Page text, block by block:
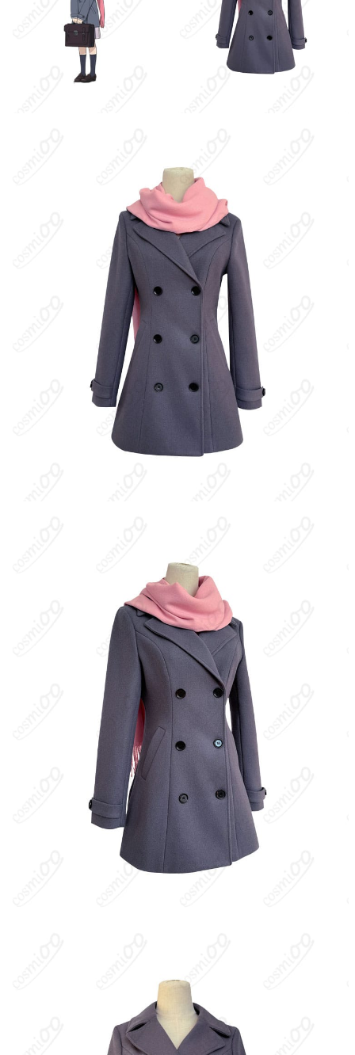
発送予定
加工に7～15営業日、配送に5～7営業日（※
土日祝除く）、合計で12～22営業日程度で
クレジットカード（VISA、Master、JCB、
ハンガーに吊るす、収納ケースに入れる、
衣装袋に保管
新品未使用
手洗い推奨、漂白不可
『ノラガミ』は、あだちとか原作の現代ファンタジー。壱岐ひよ
りは人間の少女で、交通事故で神・夜トを助けたことをきっかけ
に体から魂が抜けやすい体質となり、尻尾状の“魂の緒”を持つ半妖
となる。神や妖（あやかし）の存在が見えるようになり、夜トと
神器・雪音を支えながら、日常と異界の問題に向き合っていく。
実家は武術道場で礼儀正しく、思いやりがあり芯が強い。
キャラクター設定：・種別: 人間（幽体離脱しやすい半妖体質）
・能力/特性: 魂の緒（しっぽ）が出現、神や妖が見える／武術の
素養があり運動神経が良い ・関係性: 夜ト・雪音と深い信頼関係
を築き、彼らを人間社会に繋ぐ存在 ・服装（冬服の特徴）: - 上